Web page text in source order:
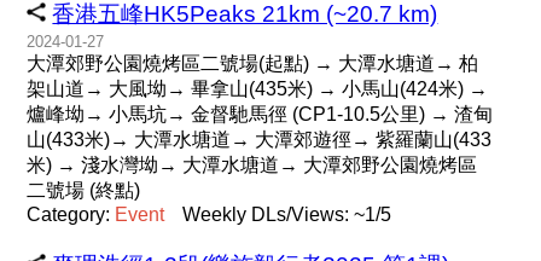
香港五峰HK5Peaks 21km (~20.7 km)
2024-01-27
大潭郊野公園燒烤區二號場(起點) → 大潭水塘道→ 柏
架山道→ 大風坳→ 畢拿山(435米) → 小馬山(424米) →
爐峰坳→ 小馬坑→ 金督馳馬徑 (CP1-10.5公里) → 渣甸
山(433米)→ 大潭水塘道→ 大潭​郊遊徑→ 紫羅蘭山(433
米) → 淺水灣坳→ 大潭水塘道→ 大潭郊野公園燒烤區
二號場 (終點)
Category: Event Weekly DLs/Views: ~1/5